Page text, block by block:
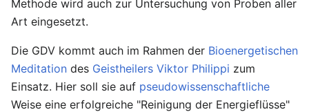
Methode wird auch zur Untersuchung von Proben aller
Art eingesetzt.
Die GDV kommt auch im Rahmen der Bioenergetischen
Meditation des Geistheilers Viktor Philippi zum
Einsatz. Hier soll sie auf pseudowissenschaftliche
Weise eine erfolgreiche "Reinigung der Energieflüsse"